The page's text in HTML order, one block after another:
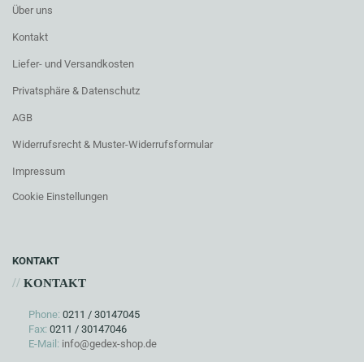
Über uns
Kontakt
Liefer- und Versandkosten
Privatsphäre & Datenschutz
AGB
Widerrufsrecht & Muster-Widerrufsformular
Impressum
Cookie Einstellungen
KONTAKT
// KONTAKT
Phone: 0211 / 30147045
Fax: 0211 / 30147046
E-Mail: info@gedex-shop.de